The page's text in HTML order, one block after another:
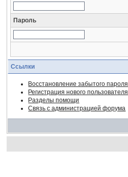
Пароль
Ссылки
Восстановление забытого пароля
Регистрация нового пользователя
Разделы помощи
Связь с администрацией форума